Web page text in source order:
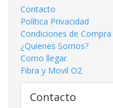
Contacto
Política Privacidad
Condiciones de Compra
¿Quienes Somos?
Como llegar
Fibra y Movil O2
Contacto